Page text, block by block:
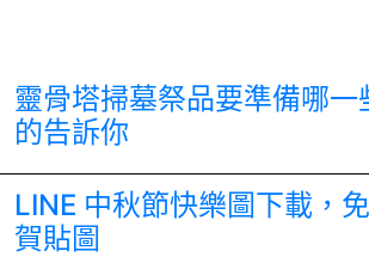
靈骨塔掃墓祭品要準備哪一
的告訴你
LINE 中秋節快樂圖下載，
賀貼圖